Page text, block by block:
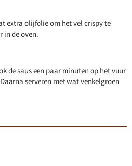
extra olijfolie om het vel crispy te
in de oven.
de saus een paar minuten op het vuur
serveren met wat venkelgroen